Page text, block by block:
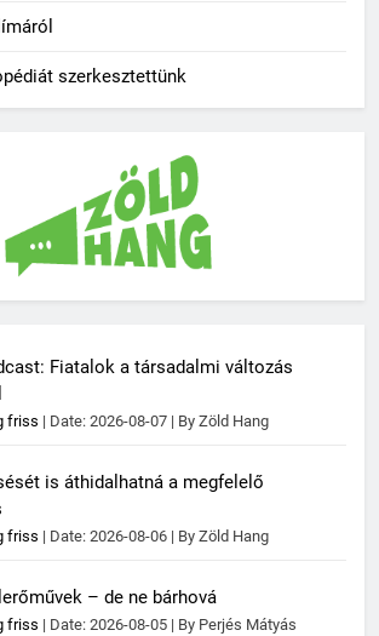
szerkesztettünk
Fiatalok a társadalmi változás
friss Date: 2026-08-07 By Zöld Hang
is áthidalhatná a megfelelő
friss Date: 2026-08-06 By Zöld Hang
– de ne bárhová
friss Date: 2026-08-05 By Perjés Mátyás